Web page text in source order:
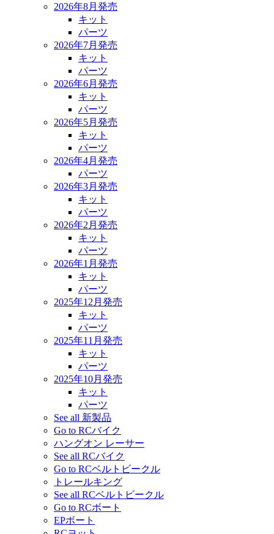
2026年8月発売
キット
パーツ
2026年7月発売
キット
パーツ
2026年6月発売
キット
パーツ
2026年5月発売
キット
パーツ
2026年4月発売
パーツ
2026年3月発売
キット
パーツ
2026年2月発売
キット
パーツ
2026年1月発売
キット
パーツ
2025年12月発売
キット
パーツ
2025年11月発売
キット
パーツ
2025年10月発売
キット
パーツ
See all 新製品
Go to RCバイク
ハングオン レーサー
See all RCバイク
Go to RCベルトビークル
トレールキング
See all RCベルトビークル
Go to RCボート
EPボート